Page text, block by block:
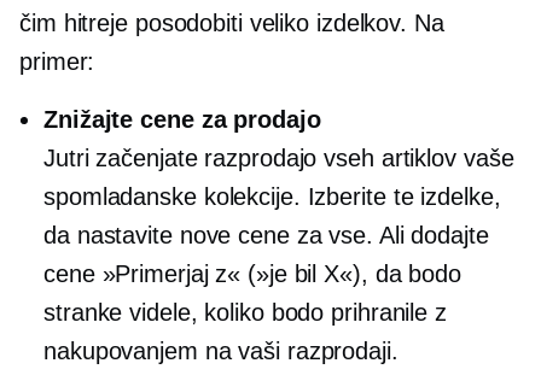
čim hitreje posodobiti veliko izdelkov. Na
primer:
Znižajte cene za prodajo
Jutri začenjate razprodajo vseh artiklov vaše
spomladanske kolekcije. Izberite te izdelke,
da nastavite nove cene za vse. Ali dodajte
cene »Primerjaj z« (»je bil X«), da bodo
stranke videle, koliko bodo prihranile z
nakupovanjem na vaši razprodaji.